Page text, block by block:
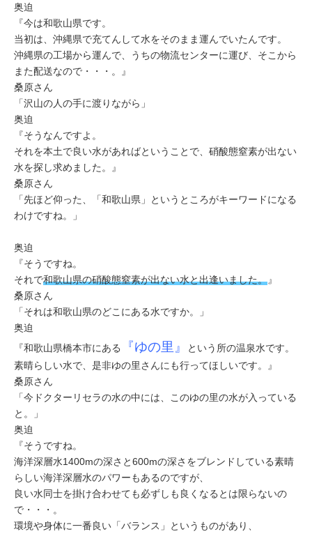
奥迫
『今は和歌山県です。
当初は、沖縄県で充てんして水をそのまま運んでいたんです。
沖縄県の工場から運んで、うちの物流センターに運び、そこから
また配送なので・・・。』
桑原さん
「沢山の人の手に渡りながら」
奥迫
『そうなんですよ。
それを本土で良い水があればということで、硝酸態窒素が出ない
水を探し求めました。
』
桑原さん
「先ほど仰った、「和歌山県」というところがキーワードになる
わけですね。」
奥迫
『そうですね。
それで和歌山県の硝酸態窒素が出ない水と出逢いました。』
桑原さん
「それは和歌山県のどこにある水ですか。」
奥迫
『和歌山県橋本市にある
『ゆの里』
という所の温泉水です。
素晴らしい水で、是非ゆの里さんにも行ってほしいです。』
桑原さん
「今ドクターリセラの水の中には、このゆの里の水が入っている
と。」
奥迫
『そうですね。
海洋深層水1400mの深さと600mの深さをブレンドしている素晴
らしい海洋深層水のパワーもあるのですが、
良い水同士を掛け合わせても必ずしも良くなるとは限らないの
で・・・。
環境や身体に一番良い「バランス」というものがあり